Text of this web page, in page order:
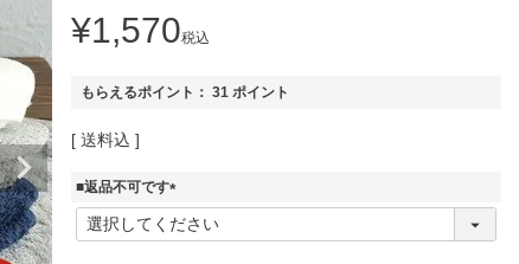
¥1,570税込
もらえるポイント： 31 ポイント
送料込
■返品不可です
(
必